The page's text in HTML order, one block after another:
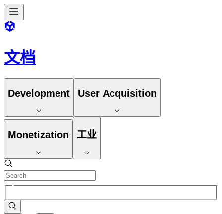
文档
Development User Acquisition
Monetization 工业